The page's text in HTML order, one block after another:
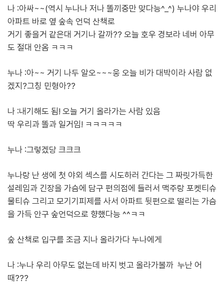
나 :아싸~~(역시 누나나 저나 똘끼중만 맞다능^_^) 누나야 우리
아파트 바로 옆 숲속 언덕 산책로
거기 좋을거 같은대 거기나 갈까?? 오늘 호우 경보라 네버 아무
도 절대 안옴 ㅋㅋㅋ
누나 :아~~ 거기 나두 알오~~~웅 오늘 비가 대박이라 사람 없
겠지?그칭 민형아??
나 :내기해도 됨! 오늘 거기 올라가는 사람 있음
딱 우리과 똘과 일거임! ㅋㅋㅋㅋㅋ
누나 :그렇겠당 크크크
누나랑 난 생에 첫 야외 섹스를 시도하러 간다는 그 짜릿가득한
설레임과 긴장을 가슴에 담구 편의점에 들러서 맥주랑 포켓티슈
물티슈 그리고 모기기피제를 사서 아파트 뒷편으로 떨리는 가슴
을 가득 안구 숲언덕으로 향했다능 ^^ㅋㅋ
숲 산책로 입구를 조금 지나 올라가다 누나에게
나 :누나 우리 아무도 없는데 바지 벗고 올라가볼까 누난 어
때???